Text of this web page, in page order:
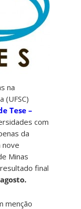
na
(UFSC)
Tese –
com
da
nove
Minas
final
menção